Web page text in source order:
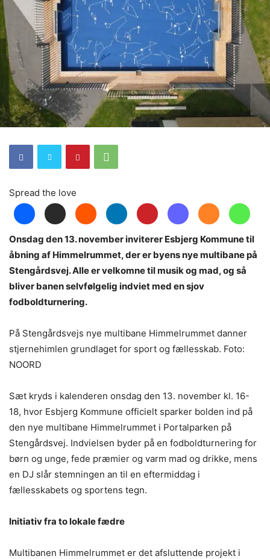
Spread the love
Onsdag den 13. november inviterer Esbjerg Kommune til
åbning af Himmelrummet, der er byens nye multibane på
Stengårdsvej. Alle er velkomne til musik og mad, og så
bliver banen selvfølgelig indviet med en sjov
fodboldturnering.
På Stengårdsvejs nye multibane Himmelrummet danner
stjernehimlen grundlaget for sport og fællesskab. Foto:
NOORD
Sæt kryds i kalenderen onsdag den 13. november kl. 16-
18, hvor Esbjerg Kommune officielt sparker bolden ind på
den nye multibane Himmelrummet i Portalparken på
Stengårdsvej. Indvielsen byder på en fodboldturnering for
børn og unge, fede præmier og varm mad og drikke, mens
en DJ slår stemningen an til en eftermiddag i
fællesskabets og sportens tegn.
Initiativ fra to lokale fædre
Multibanen Himmelrummet er det afsluttende projekt i